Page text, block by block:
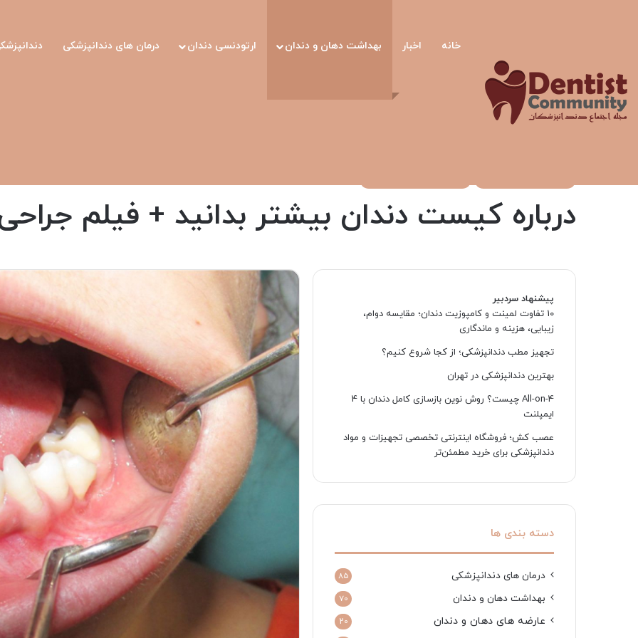
خانه اخبار بهداشت دهان و دندان ارتودنسی دندان درمان های دندانپزشکی
درباره کیست دندان بیشتر بدانید + فیلم
پیشنهاد سردبیر
10 تفاوت لمینت و کامپوزیت دندان؛ مقایسه دوام،
زیبایی، هزینه و ماندگاری
تجهیز مطب دندانپزشکی؛ از کجا شروع کنیم؟
بهترین دندانپزشکی در تهران
All-on-4 چیست؟ روش نوین بازسازی کامل دندان با 4
ایمپلنت
عصب کش؛ فروشگاه اینترنتی تخصصی تجهیزات و مواد
دندانپزشکی برای خرید مطمئن‌تر
دسته بندی ها
درمان های دندانپزشکی 85
بهداشت دهان و دندان 70
عارضه های دهان و دندان 20